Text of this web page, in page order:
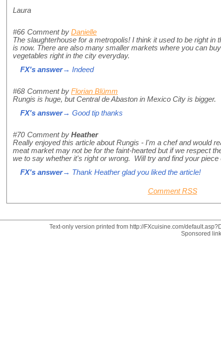
Laura
#66 Comment by Danielle
The slaughterhouse for a metropolis! I think it used to be right in
is now. There are also many smaller markets where you can
vegetables right in the city everyday.
FX's answer→ Indeed
#68 Comment by Florian Blümm
Rungis is huge, but Central de Abaston in Mexico City is bigger.
FX's answer→ Good tip thanks
#70 Comment by Heather
Really enjoyed this article about Rungis - I'm a chef and would
meat market may not be for the faint-hearted but if we respect
we to say whether it's right or wrong. Will try and find your piece
FX's answer→ Thank Heather glad you liked the article!
Comment RSS
Text-only version printed from http://FXcuisine.com/
Sponsored